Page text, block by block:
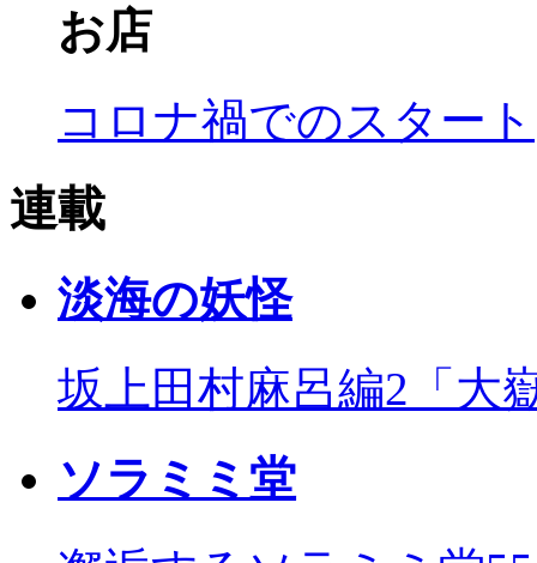
お店
コロナ禍でのスタート
連載
淡海の妖怪
坂上田村麻呂編2「大
ソラミミ堂